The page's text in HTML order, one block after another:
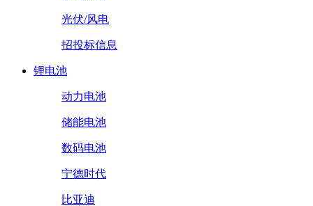
光伏/风电
招投标信息
锂电池
动力电池
储能电池
数码电池
宁德时代
比亚迪